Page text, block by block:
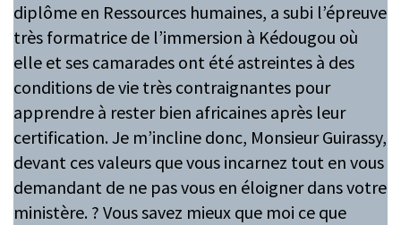
diplôme en Ressources humaines, a subi l’épreuve
très formatrice de l’immersion à Kédougou où
elle et ses camarades ont été astreintes à des
conditions de vie très contraignantes pour
apprendre à rester bien africaines après leur
certification. Je m’incline donc, Monsieur Guirassy,
devant ces valeurs que vous incarnez tout en vous
demandant de ne pas vous en éloigner dans votre
ministère. ? Vous savez mieux que moi ce que